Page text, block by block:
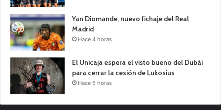
Yan Diomande, nuevo fichaje del Real
Madrid
Hace 4 horas
El Unicaja espera el visto bueno del Dubái
para cerrar la cesión de Lukosius
Hace 6 horas